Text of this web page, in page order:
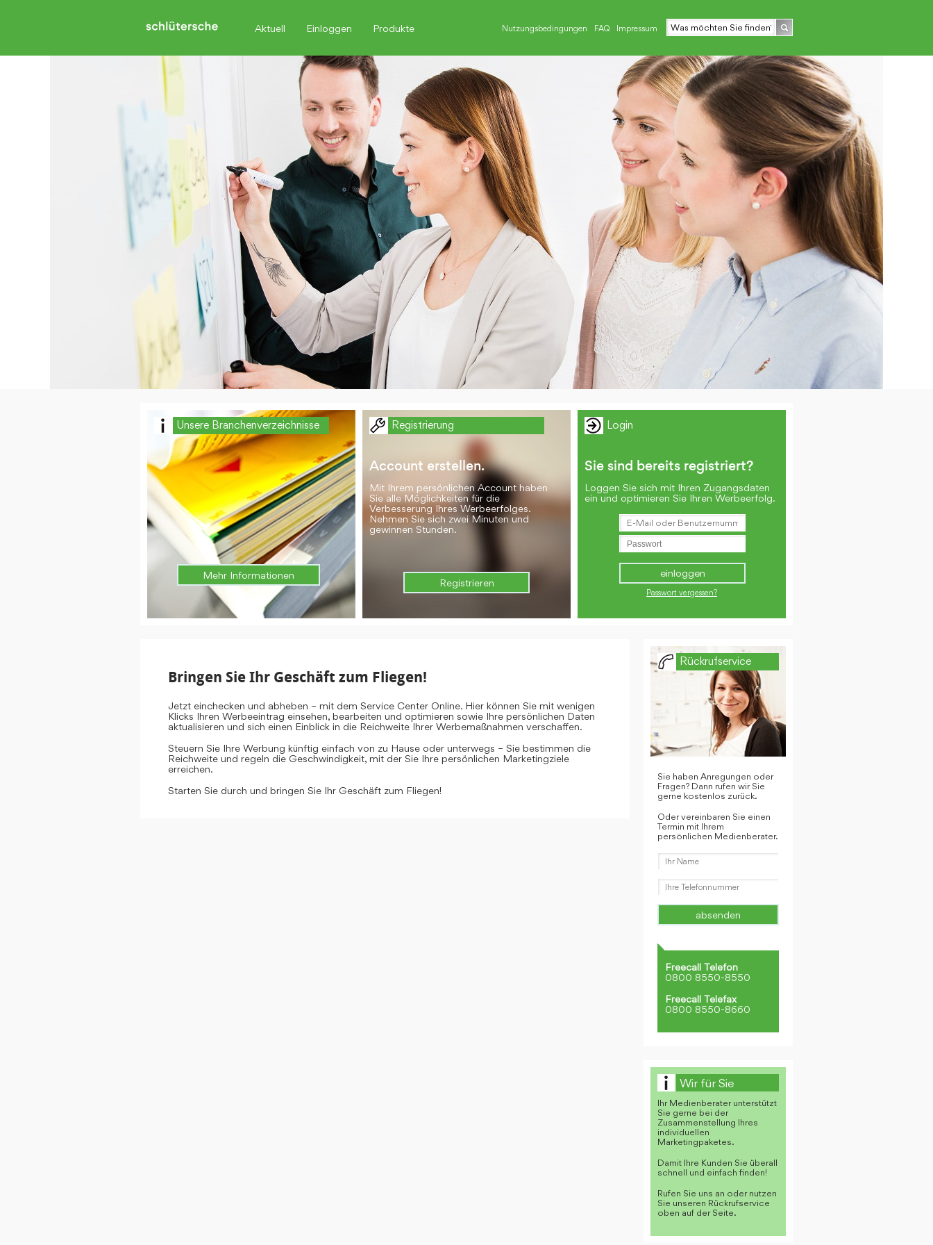
Aktuell Einloggen Produkte Nutzungsbedingungen FAQ Impressum
Unsere Branchenverzeichnisse
Mehr Informationen
Registrierung
Account erstellen.
Mit Ihrem persönlichen Account haben
Sie alle Möglichkeiten für die
Verbesserung Ihres Werbeerfolges.
Nehmen Sie sich zwei Minuten und
gewinnen Stunden.
Registrieren
Login
Sie sind bereits registriert?
Loggen Sie sich mit Ihren Zugangsdaten
ein und optimieren Sie Ihren Werbeerfolg.
Passwort vergessen?
Bringen Sie Ihr Geschäft zum Fliegen!
Jetzt einchecken und abheben – mit dem Service Center Online. Hier können Sie mit wenigen
Klicks Ihren Werbeeintrag einsehen, bearbeiten und optimieren sowie Ihre persönlichen Daten
aktualisieren und sich einen Einblick in die Reichweite Ihrer Werbemaßnahmen verschaffen.
Steuern Sie Ihre Werbung künftig einfach von zu Hause oder unterwegs – Sie bestimmen die
Reichweite und regeln die Geschwindigkeit, mit der Sie Ihre persönlichen Marketingziele
erreichen.
Starten Sie durch und bringen Sie Ihr Geschäft zum Fliegen!
Rückrufservice
Sie haben Anregungen oder
Fragen? Dann rufen wir Sie
gerne kostenlos zurück.
Oder vereinbaren Sie einen
Termin mit Ihrem
persönlichen Medienberater.
Freecall Telefon
0800 8550-8550
Freecall Telefax
0800 8550-8660
Wir für Sie
Ihr Medienberater unterstützt
Sie gerne bei der
Zusammenstellung Ihres
individuellen
Marketingpaketes.
Damit Ihre Kunden Sie überall
schnell und einfach finden!
Rufen Sie uns an oder nutzen
Sie unseren Rückrufservice
oben auf der Seite.